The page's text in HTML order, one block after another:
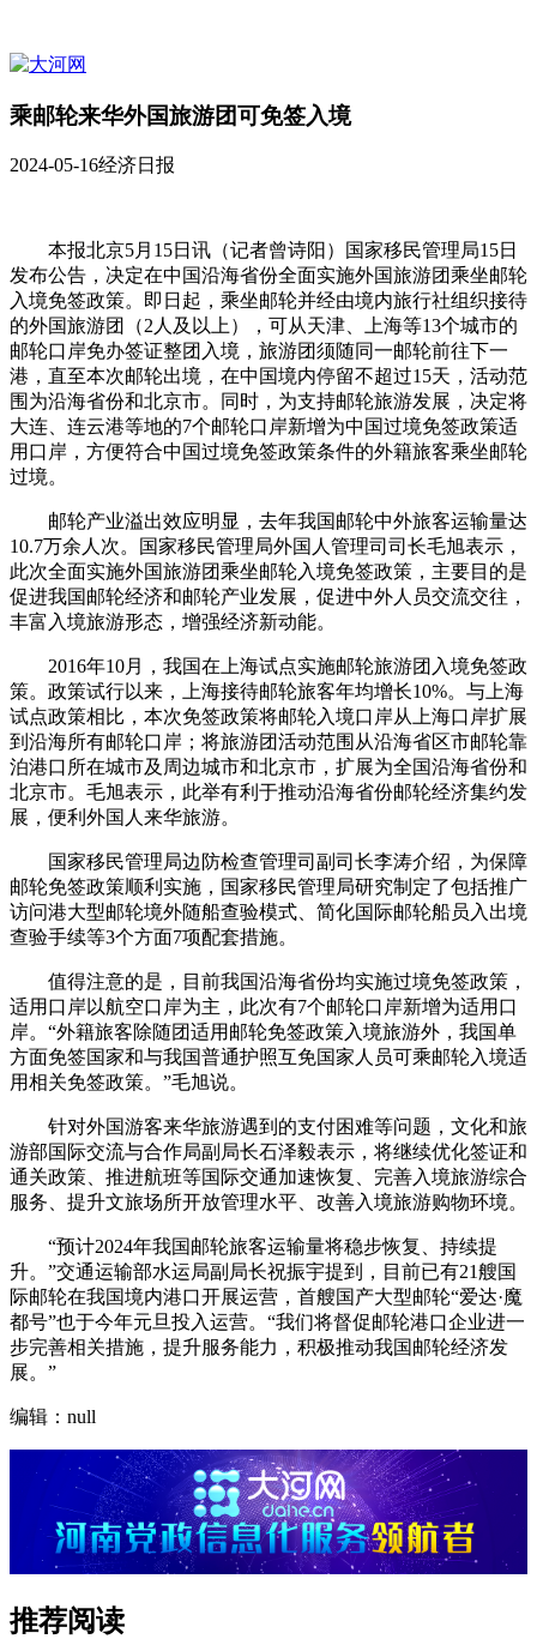
乘邮轮来华外国旅游团可免签入境
2024-05-16经济日报
本报北京5月15日讯（记者曾诗阳）国家移民管理局15日
发布公告，决定在中国沿海省份全面实施外国旅游团乘坐邮轮
入境免签政策。即日起，乘坐邮轮并经由境内旅行社组织接待
的外国旅游团（2人及以上），可从天津、上海等13个城市的
邮轮口岸免办签证整团入境，旅游团须随同一邮轮前往下一
港，直至本次邮轮出境，在中国境内停留不超过15天，活动范
围为沿海省份和北京市。同时，为支持邮轮旅游发展，决定将
大连、连云港等地的7个邮轮口岸新增为中国过境免签政策适
用口岸，方便符合中国过境免签政策条件的外籍旅客乘坐邮轮
过境。
邮轮产业溢出效应明显，去年我国邮轮中外旅客运输量达
10.7万余人次。国家移民管理局外国人管理司司长毛旭表示，
此次全面实施外国旅游团乘坐邮轮入境免签政策，主要目的是
促进我国邮轮经济和邮轮产业发展，促进中外人员交流交往，
丰富入境旅游形态，增强经济新动能。
2016年10月，我国在上海试点实施邮轮旅游团入境免签政
策。政策试行以来，上海接待邮轮旅客年均增长10%。与上海
试点政策相比，本次免签政策将邮轮入境口岸从上海口岸扩展
到沿海所有邮轮口岸；将旅游团活动范围从沿海省区市邮轮靠
泊港口所在城市及周边城市和北京市，扩展为全国沿海省份和
北京市。毛旭表示，此举有利于推动沿海省份邮轮经济集约发
展，便利外国人来华旅游。
国家移民管理局边防检查管理司副司长李涛介绍，为保障
邮轮免签政策顺利实施，国家移民管理局研究制定了包括推广
访问港大型邮轮境外随船查验模式、简化国际邮轮船员入出境
查验手续等3个方面7项配套措施。
值得注意的是，目前我国沿海省份均实施过境免签政策，
适用口岸以航空口岸为主，此次有7个邮轮口岸新增为适用口
岸。“外籍旅客除随团适用邮轮免签政策入境旅游外，我国单
方面免签国家和与我国普通护照互免国家人员可乘邮轮入境适
用相关免签政策。”毛旭说。
针对外国游客来华旅游遇到的支付困难等问题，文化和旅
游部国际交流与合作局副局长石泽毅表示，将继续优化签证和
通关政策、推进航班等国际交通加速恢复、完善入境旅游综合
服务、提升文旅场所开放管理水平、改善入境旅游购物环境。
“预计2024年我国邮轮旅客运输量将稳步恢复、持续提
升。”交通运输部水运局副局长祝振宇提到，目前已有21艘国
际邮轮在我国境内港口开展运营，首艘国产大型邮轮“爱达·魔
都号”也于今年元旦投入运营。“我们将督促邮轮港口企业进一
步完善相关措施，提升服务能力，积极推动我国邮轮经济发
展。”
编辑：null
推荐阅读